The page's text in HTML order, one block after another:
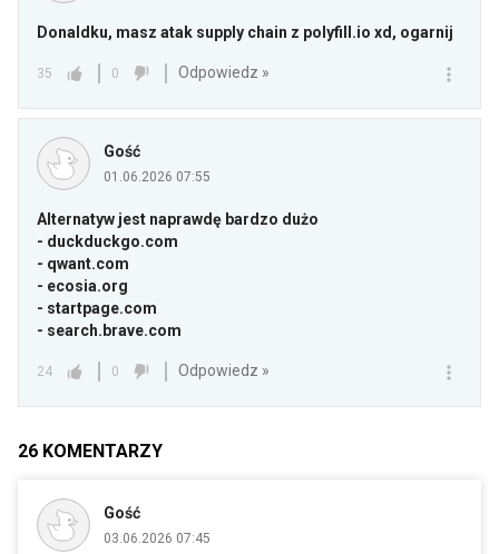
Donaldku, masz atak supply chain z polyfill.io xd, ogarnij
35 0 Odpowiedz »
Gość
01.06.2026 07:55
Alternatyw jest naprawdę bardzo dużo
- duckduckgo.com
- qwant.com
- ecosia.org
- startpage.com
- search.brave.com
24 0 Odpowiedz »
26 KOMENTARZY
Gość
03.06.2026 07:45